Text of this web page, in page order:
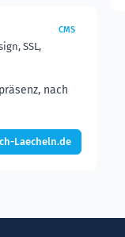
SSL,
CMS
nach
Laecheln.de